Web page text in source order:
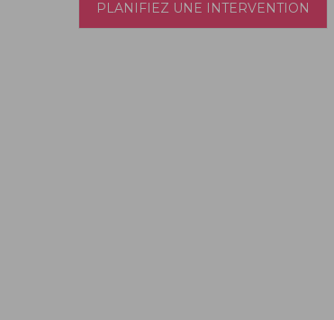
PLANIFIEZ UNE INTERVENTION